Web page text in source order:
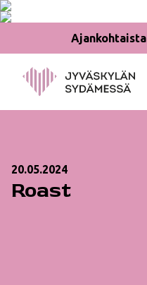
Ajankohtaista
sisältöön
20.05.2024
Roast